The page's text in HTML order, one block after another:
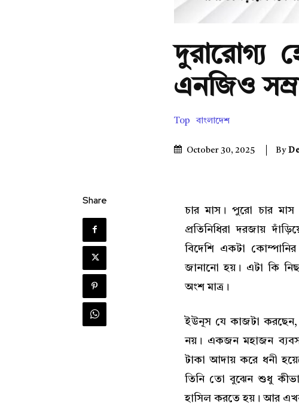
দুরারোগ্য
এনজিও
Top বাংলাদেশ
October 30, 2025 By
Share
চার মাস। পুরো চার মাস
প্রতিনিধিরা দরজায়
বিদেশি একটা
জানানো হয়। এটা কি
অংশ মাত্র।
ইউনূস যে কাজটা
নয়। একজন মহাজন
টাকা আদায় করে ধনী
তিনি তো বুঝেন শুধু
হাসিল করতে হয়। আর